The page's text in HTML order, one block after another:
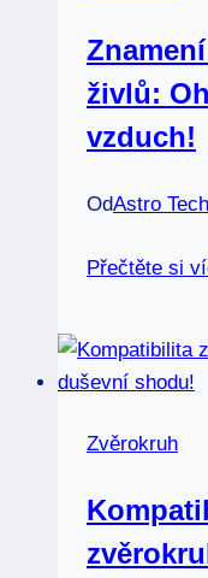
živlů:
vzduch!
OdAstro Tech
Přečtěte si
Zvěrokruh